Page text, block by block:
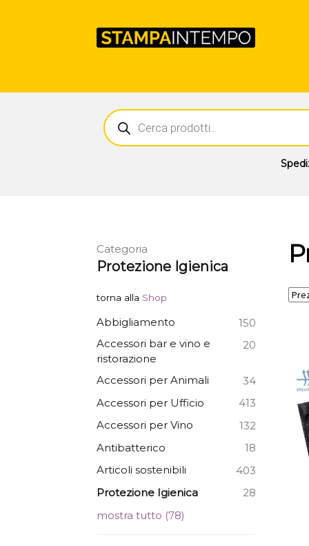
Ricerca
prodotti
Categoria
Protezione Igienica
torna alla Shop
Abbigliamento
150
Accessori bar e vino e
ristorazione
20
Accessori per Animali
34
Accessori per Ufficio
413
Accessori per Vino
132
Antibatterico
18
Articoli sostenibili
403
Protezione Igienica
28
mostra tutto (78)